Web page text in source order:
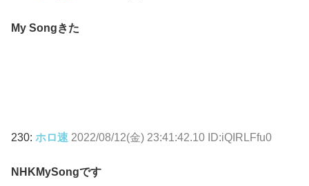
My Songきた
230: ホロ速 2022/08/12(金) 23:41:42.10 ID:iQIRLFfu0
NHKMySongです